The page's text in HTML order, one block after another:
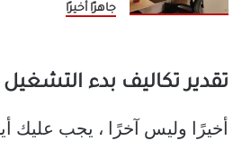
جاهزًا أخيرًا
تقدير تكاليف بدء التشغيل
أخيرًا وليس آخرًا ، يجب عليك